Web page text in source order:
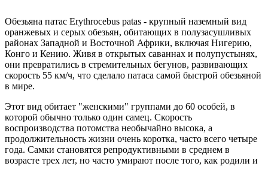
Обезьяна патас Erythrocebus patas - крупный наземный вид
оранжевых и серых обезьян, обитающих в полузасушливых
районах Западной и Восточной Африки, включая Нигерию,
Конго и Кению. Живя в открытых саваннах и полупустынях,
они превратились в стремительных бегунов, развивающих
скорость 55 км/ч, что сделало патаса самой быстрой обезьяной
в мире.
Этот вид обитает "женскими" группами до 60 особей, в
которой обычно только один самец. Скорость
воспроизводства потомства необычайно высока, а
продолжительность жизни очень коротка, часто всего четыре
года. Самки становятся репродуктивными в среднем в
возрасте трех лет, но часто умирают после того, как родили и